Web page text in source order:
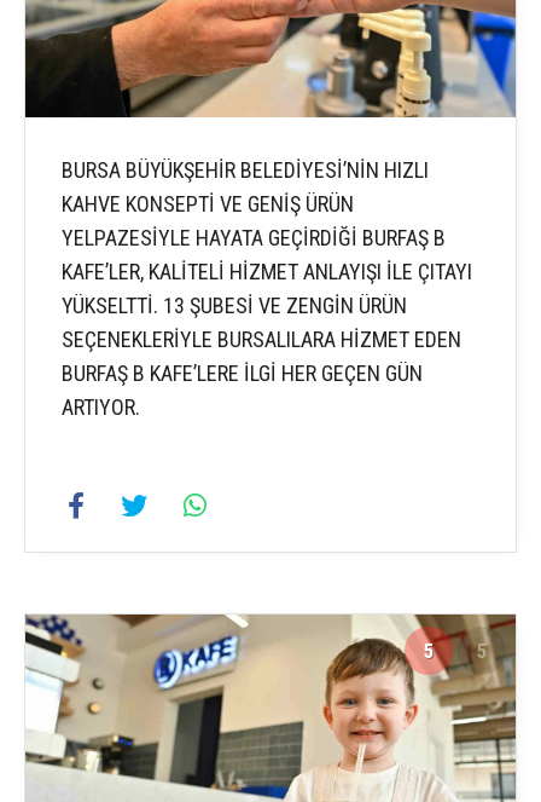
BURSA BÜYÜKŞEHİR BELEDİYESİ’NİN HIZLI
KAHVE KONSEPTİ VE GENİŞ ÜRÜN
YELPAZESİYLE HAYATA GEÇİRDİĞİ BURFAŞ B
KAFE’LER, KALİTELİ HİZMET ANLAYIŞI İLE ÇITAYI
YÜKSELTTİ. 13 ŞUBESİ VE ZENGİN ÜRÜN
SEÇENEKLERİYLE BURSALILARA HİZMET EDEN
BURFAŞ B KAFE’LERE İLGİ HER GEÇEN GÜN
ARTIYOR.
5 5